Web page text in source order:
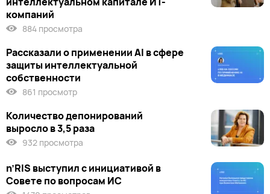
компаний
884 просмотра
Рассказали о применении AI в сфере
защиты интеллектуальной
собственности
861 просмотр
Количество депонирований
выросло в 3,5 раза
932 просмотра
n’RIS выступил c инициативой в
Совете по вопросам ИС